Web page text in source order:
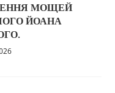
МОЩЕЙ
ЙОАНА